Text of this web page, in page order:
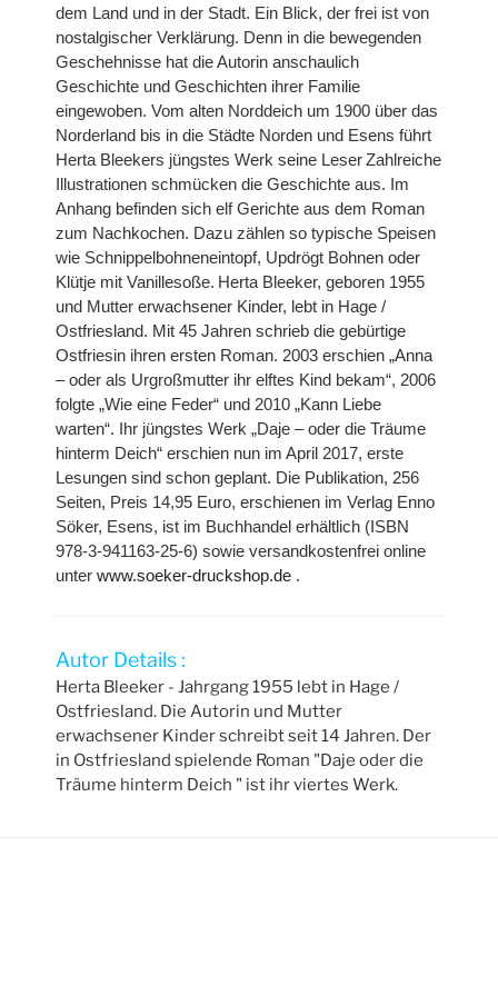
dem Land und in der Stadt. Ein Blick, der frei ist von
nostalgischer Verklärung. Denn in die bewegenden
Geschehnisse hat die Autorin anschaulich
Geschichte und Geschichten ihrer Familie
eingewoben. Vom alten Norddeich um 1900 über das
Norderland bis in die Städte Norden und Esens führt
Herta Bleekers jüngstes Werk seine LeserZahlreiche
Illustrationen schmücken die Geschichte aus. Im
Anhang befinden sich elf Gerichte aus dem Roman
zum Nachkochen. Dazu zählen so typische Speisen
wie Schnippelbohneneintopf, Updrögt Bohnen oder
Klütje mit Vanillesoße. Herta Bleeker, geboren 1955
und Mutter erwachsener Kinder, lebt in Hage /
Ostfriesland. Mit 45 Jahren schrieb die gebürtige
Ostfriesin ihren ersten Roman. 2003 erschien „Anna
– oder als Urgroßmutter ihr elftes Kind bekam“, 2006
folgte „Wie eine Feder“ und 2010 „Kann Liebe
warten“. Ihr jüngstes Werk „Daje – oder die Träume
hinterm Deich“ erschien nun im April 2017, erste
Lesungen sind schon geplant. Die Publikation, 256
Seiten, Preis 14,95 Euro, erschienen im Verlag Enno
Söker, Esens, ist im Buchhandel erhältlich (ISBN
978-3-941163-25-6) sowie versandkostenfrei online
unter www.soeker-druck­shop.de .
Autor Details :
Herta Bleeker - Jahrgang 1955 lebt in Hage /
Ostfriesland. Die Autorin und Mutter
erwachsener Kinder schreibt seit 14 Jahren. Der
in Ostfriesland spielende Roman "Daje oder die
Träume hinterm Deich " ist ihr viertes Werk.